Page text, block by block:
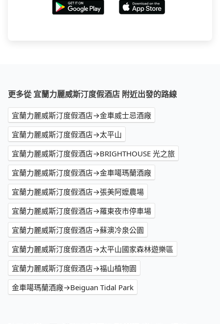
更多從 宜蘭力麗威斯汀度假酒店 附近出發的路線
宜蘭力麗威斯汀度假酒店→金車威士忌酒廠
宜蘭力麗威斯汀度假酒店→太平山
宜蘭力麗威斯汀度假酒店→BRIGHTHOUSE 光之旅
宜蘭力麗威斯汀度假酒店→金車噶瑪蘭酒廠
宜蘭力麗威斯汀度假酒店→張美阿嬤農場
宜蘭力麗威斯汀度假酒店→羅東夜市停車場
宜蘭力麗威斯汀度假酒店→蘇澳冷泉公園
宜蘭力麗威斯汀度假酒店→太平山國家森林遊樂區
宜蘭力麗威斯汀度假酒店→福山植物園
金車噶瑪蘭酒廠→Beiguan Tidal Park